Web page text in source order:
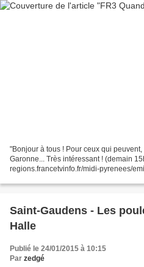
"Bonjour à tous ! Pour ceux qui
Garonne... Très intéressant ! (demain
regions.francetvinfo.fr/midi-pyrenees/
15h25.html...
Saint-Gaudens - Les
Halle
Publié le 24/01/2015 à 10:15
Par zedgé